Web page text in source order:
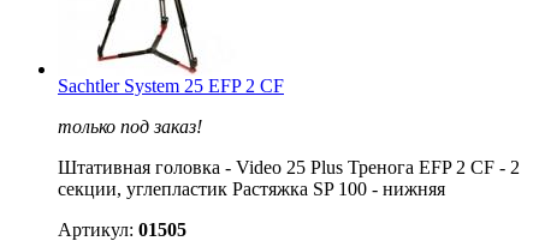
Sachtler System 25 EFP 2 CF
только под заказ!
Штативная головка - Video 25 Plus Тренога EFP 2 CF - 2
cекции, углепластик Растяжка SP 100 - нижняя
Артикул: 01505